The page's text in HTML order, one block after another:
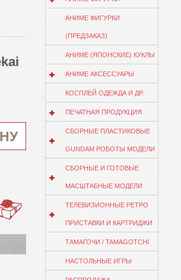
АНИМЕ ФИГУРКИ
(ПРЕДЗАКАЗ)
АНИМЕ (ЯПОНСКИЕ) КУКЛЫ
АНИМЕ АКСЕССУАРЫ
КОСПЛЕЙ ОДЕЖДА И ДР.
ПЕЧАТНАЯ ПРОДУКЦИЯ
СБОРНЫЕ ПЛАСТИКОВЫЕ
GUNDAM РОБОТЫ МОДЕЛИ
СБОРНЫЕ И ГОТОВЫЕ
МАСШТАБНЫЕ МОДЕЛИ
ТЕЛЕВИЗИОННЫЕ РЕТРО
ПРИСТАВКИ И КАРТРИДЖИ
ТАМАГОЧИ / TAMAGOTCHI
НАСТОЛЬНЫЕ ИГРЫ